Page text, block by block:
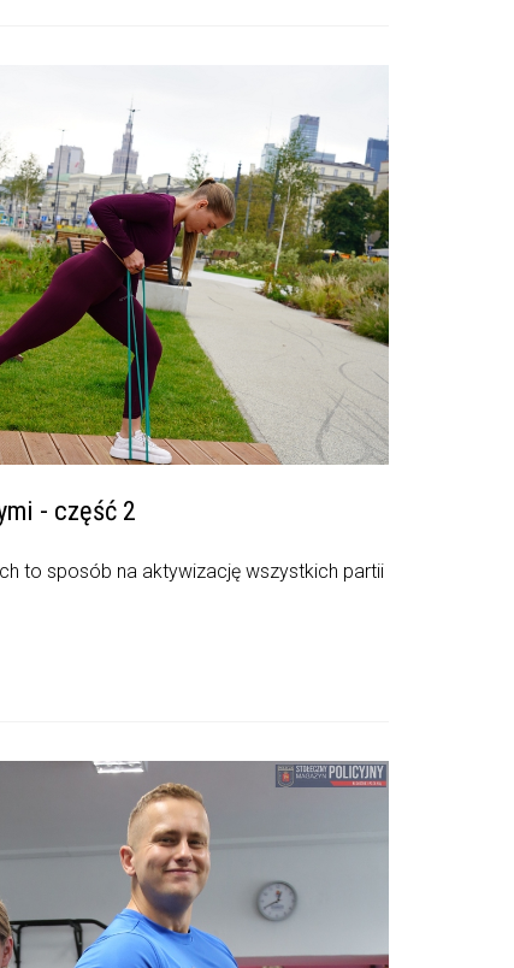
- część 2
to sposób na aktywizację wszystkich partii